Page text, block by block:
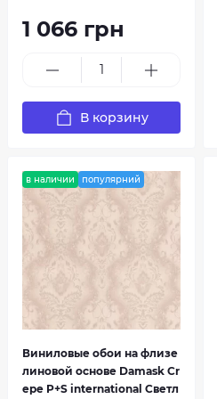
1 066 грн
В корзину
в наличии популярний
Виниловые обои на флизе
линовой основе Damask Cr
epe P+S international Светл